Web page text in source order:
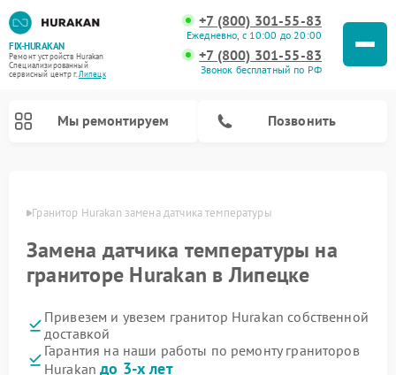
FIX-HURAKAN
Ремонт устройств Hurakan
Специализированный
cервисный центр г.Липецк
+7 (800) 301-55-83
Ежедневно, с 10:00 до 20:00
+7 (800) 301-55-83
Звонок бесплатный по РФ
Мы ремонтируем Позвонить
Гранитор Hurakan замена датчика температуры
Замена датчика температуры на
граниторе Hurakan в Липецке
Привезем и увезем гранитор Hurakan собственной
доставкой
Гарантия на наши работы по ремонту граниторов
Hurakanдо 3-х лет